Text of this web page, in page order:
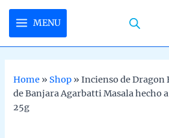
content
MENU
Home » Shop »Incienso de Dragon
de Banjara Agarbatti Masala hecho
25g